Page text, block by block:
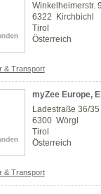
Winkelheimerstr. 9
6322 Kirchbichl
Tirol
Österreich
& Transport
myZee Europe,
Ladestraße 36/35
6300 Wörgl
Tirol
Österreich
& Transport